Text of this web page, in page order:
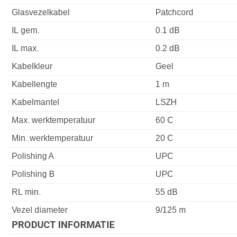
Glasvezelkabel
Patchcord
IL gem.
0.1 dB
IL max.
0.2 dB
Kabelkleur
Geel
Kabellengte
1 m
Kabelmantel
LSZH
Max. werktemperatuur
60 C
Min. werktemperatuur
20 C
Polishing A
UPC
Polishing B
UPC
RL min.
55 dB
Vezel diameter
9/125 m
PRODUCT INFORMATIE